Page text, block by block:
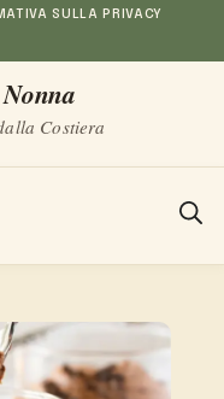
SULLA PRIVACY
Costiera